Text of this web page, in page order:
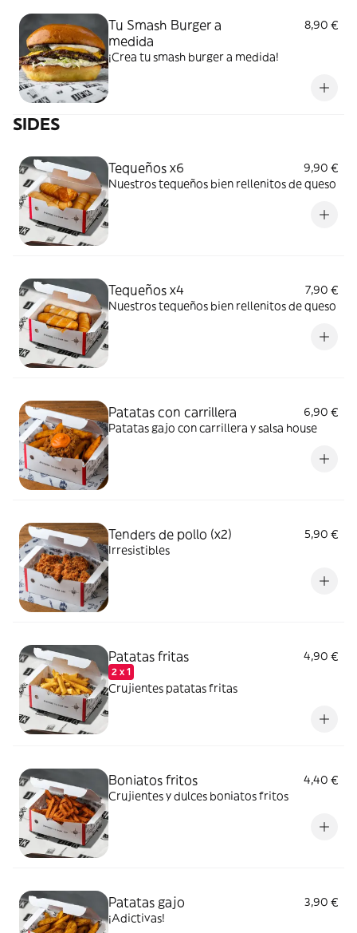
Tu Smash Burger a
medida
8,90 €
¡Crea tu smash burger a medida!
SIDES
Tequeños x6
9,90 €
Nuestros tequeños bien rellenitos de queso
Tequeños x4
7,90 €
Nuestros tequeños bien rellenitos de queso
Patatas con carrillera
6,90 €
Patatas gajo con carrillera y salsa house
Tenders de pollo (x2)
5,90 €
Irresistibles
Patatas fritas
2 x 1
4,90 €
Crujientes patatas fritas
Boniatos fritos
4,40 €
Crujientes y dulces boniatos fritos
Patatas gajo
3,90 €
¡Adictivas!